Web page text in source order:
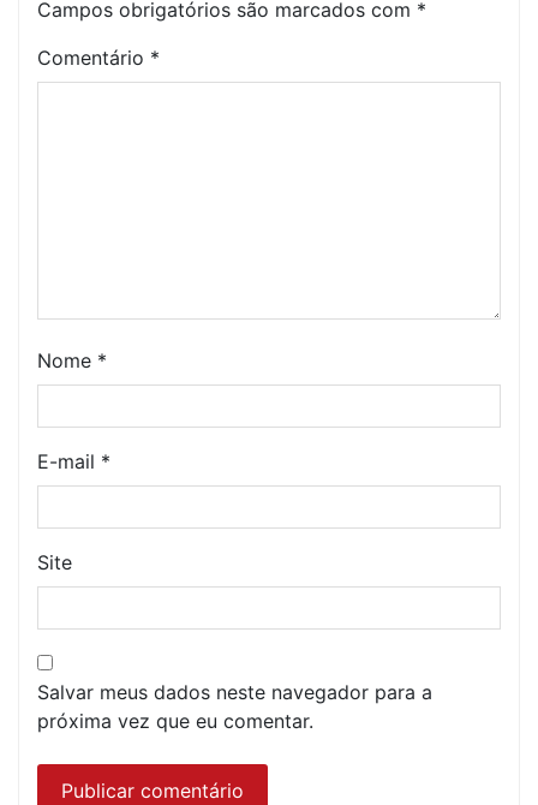
Campos obrigatórios são marcados com *
Comentário *
Nome *
E-mail *
Site
Salvar meus dados neste navegador para a
próxima vez que eu comentar.